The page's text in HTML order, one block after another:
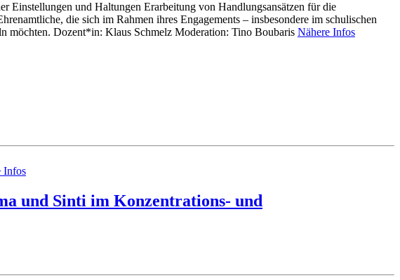
Einstellungen und Haltungen Erarbeitung von Handlungsansätzen für die
die sich im Rahmen ihres Engagements – insbesondere im schulischen
möchten. Dozent*in: Klaus Schmelz Moderation: Tino Boubaris Nähere Infos
Infos
und Sinti im Konzentrations- und